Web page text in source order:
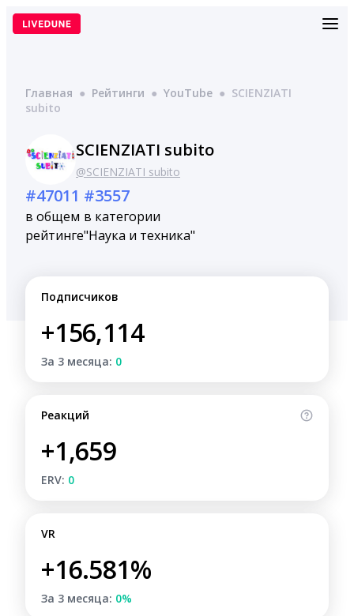
Перейти
Главная ● Рейтинги ● YouTube ● SCIENZIATI
subito
SCIENZIATI subito
@SCIENZIATI subito
#47011
в общем
рейтинге
#3557
в категории
"Наука и техника"
Подписчиков
+156,114
За 3 месяца: 0
Реакций
+1,659
ERV: 0
VR
+16.581%
За 3 месяца: 0%